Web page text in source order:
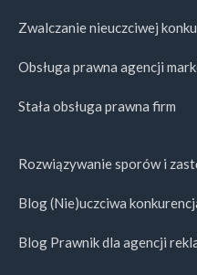
Zwalczanie nieuczciwej
Obsługa prawna agencji
Stała obsługa prawna firm
Rozwiązywanie sporów i
Blog (Nie)uczciwa
Blog Prawnik dla agencji